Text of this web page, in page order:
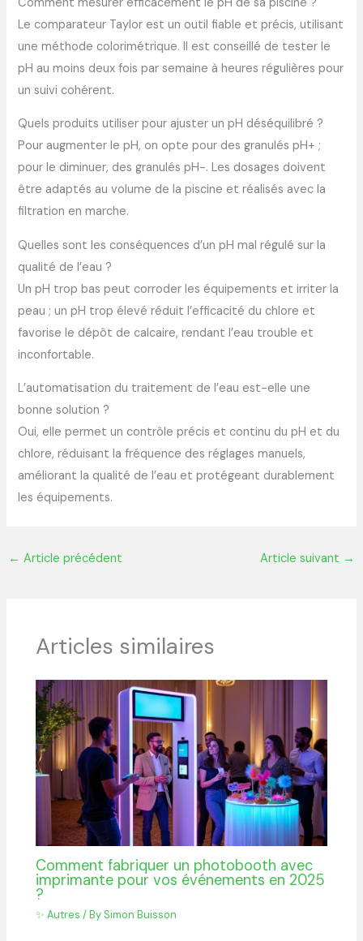
Le comparateur Taylor est un outil fiable et précis, utilisant
une méthode colorimétrique. Il est conseillé de tester le
pH au moins deux fois par semaine à heures régulières pour
un suivi cohérent.
Quels produits utiliser pour ajuster un pH déséquilibré ?
Pour augmenter le pH, on opte pour des granulés pH+ ;
pour le diminuer, des granulés pH-. Les dosages doivent
être adaptés au volume de la piscine et réalisés avec la
filtration en marche.
Quelles sont les conséquences d’un pH mal régulé sur la
qualité de l’eau ?
Un pH trop bas peut corroder les équipements et irriter la
peau ; un pH trop élevé réduit l’efficacité du chlore et
favorise le dépôt de calcaire, rendant l’eau trouble et
inconfortable.
L’automatisation du traitement de l’eau est-elle une
bonne solution ?
Oui, elle permet un contrôle précis et continu du pH et du
chlore, réduisant la fréquence des réglages manuels,
améliorant la qualité de l’eau et protégeant durablement
les équipements.
← Article précédent Article suivant →
Articles similaires
Comment fabriquer un photobooth avec
imprimante pour vos événements en 2025
?
✨ Autres / By Simon Buisson